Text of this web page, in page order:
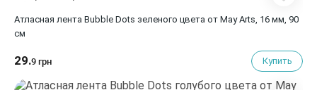
Атласная лента Bubble Dots зеленого цвета от May Arts, 16 мм, 90
cм
29.9 грн Купить